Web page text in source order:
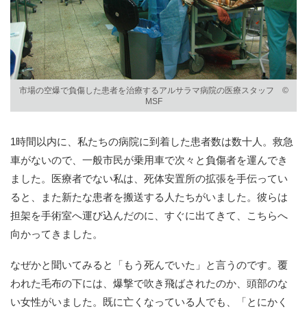
市場の空爆で負傷した患者を治療するアルサラマ病院の医療スタッフ ©
MSF
1時間以内に、私たちの病院に到着した患者数は数十人。救急
車がないので、一般市民が乗用車で次々と負傷者を運んでき
ました。医療者でない私は、死体安置所の拡張を手伝ってい
ると、また新たな患者を搬送する人たちがいました。彼らは
担架を手術室へ運び込んだのに、すぐに出てきて、こちらへ
向かってきました。
なぜかと聞いてみると「もう死んでいた」と言うのです。覆
われた毛布の下には、爆撃で吹き飛ばされたのか、頭部のな
い女性がいました。既に亡くなっている人でも、「とにかく